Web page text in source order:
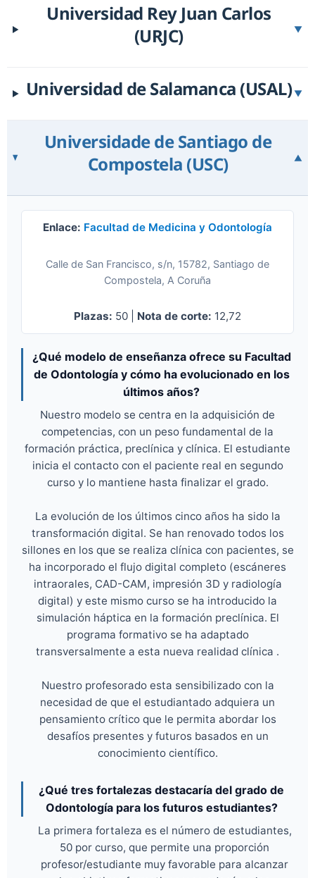
Universidad Rey Juan Carlos
(URJC)
▼
Universidad de Salamanca (USAL)▼
Universidade de Santiago de
Compostela (USC)
▼
Enlace: Facultad de Medicina y Odontología
Calle de San Francisco, s/n, 15782, Santiago de
Compostela, A Coruña
Plazas: 50 | Nota de corte: 12,72
¿Qué modelo de enseñanza ofrece su Facultad
de Odontología y cómo ha evolucionado en los
últimos años?
Nuestro modelo se centra en la adquisición de
competencias, con un peso fundamental de la
formación práctica, preclínica y clínica. El estudiante
inicia el contacto con el paciente real en segundo
curso y lo mantiene hasta finalizar el grado.
La evolución de los últimos cinco años ha sido la
transformación digital. Se han renovado todos los
sillones en los que se realiza clínica con pacientes, se
ha incorporado el flujo digital completo (escáneres
intraorales, CAD-CAM, impresión 3D y radiología
digital) y este mismo curso se ha introducido la
simulación háptica en la formación preclínica. El
programa formativo se ha adaptado
transversalmente a esta nueva realidad clínica .
Nuestro profesorado esta sensibilizado con la
necesidad de que el estudiantado adquiera un
pensamiento crítico que le permita abordar los
desafíos presentes y futuros basados en un
conocimiento científico.
¿Qué tres fortalezas destacaría del grado de
Odontología para los futuros estudiantes?
La primera fortaleza es el número de estudiantes,
50 por curso, que permite una proporción
profesor/estudiante muy favorable para alcanzar